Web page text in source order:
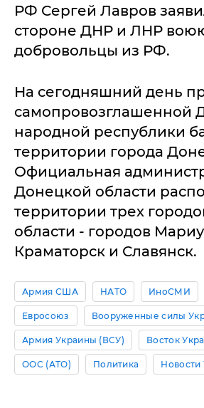
РФ Сергей Лавров
стороне ДНР и ЛНР
добровольцы из РФ.
На сегодняшний день
самопровозглашенной
народной республики
территории города
Официальная
Донецкой области
территории трех
области - городов
Краматорск и Славянск.
Армия США НАТО ИноСМИ
Евросоюз Вооруженные силы
Армия Украины (ВСУ) Восток
ООС (АТО) Политика Новости